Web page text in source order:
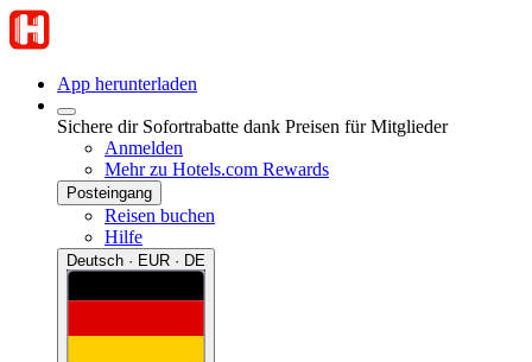
App herunterladen
Sichere dir Sofortrabatte dank Preisen für Mitglieder
Anmelden
Mehr zu Hotels.com Rewards
Posteingang
Reisen buchen
Hilfe
Deutsch · EUR · DE